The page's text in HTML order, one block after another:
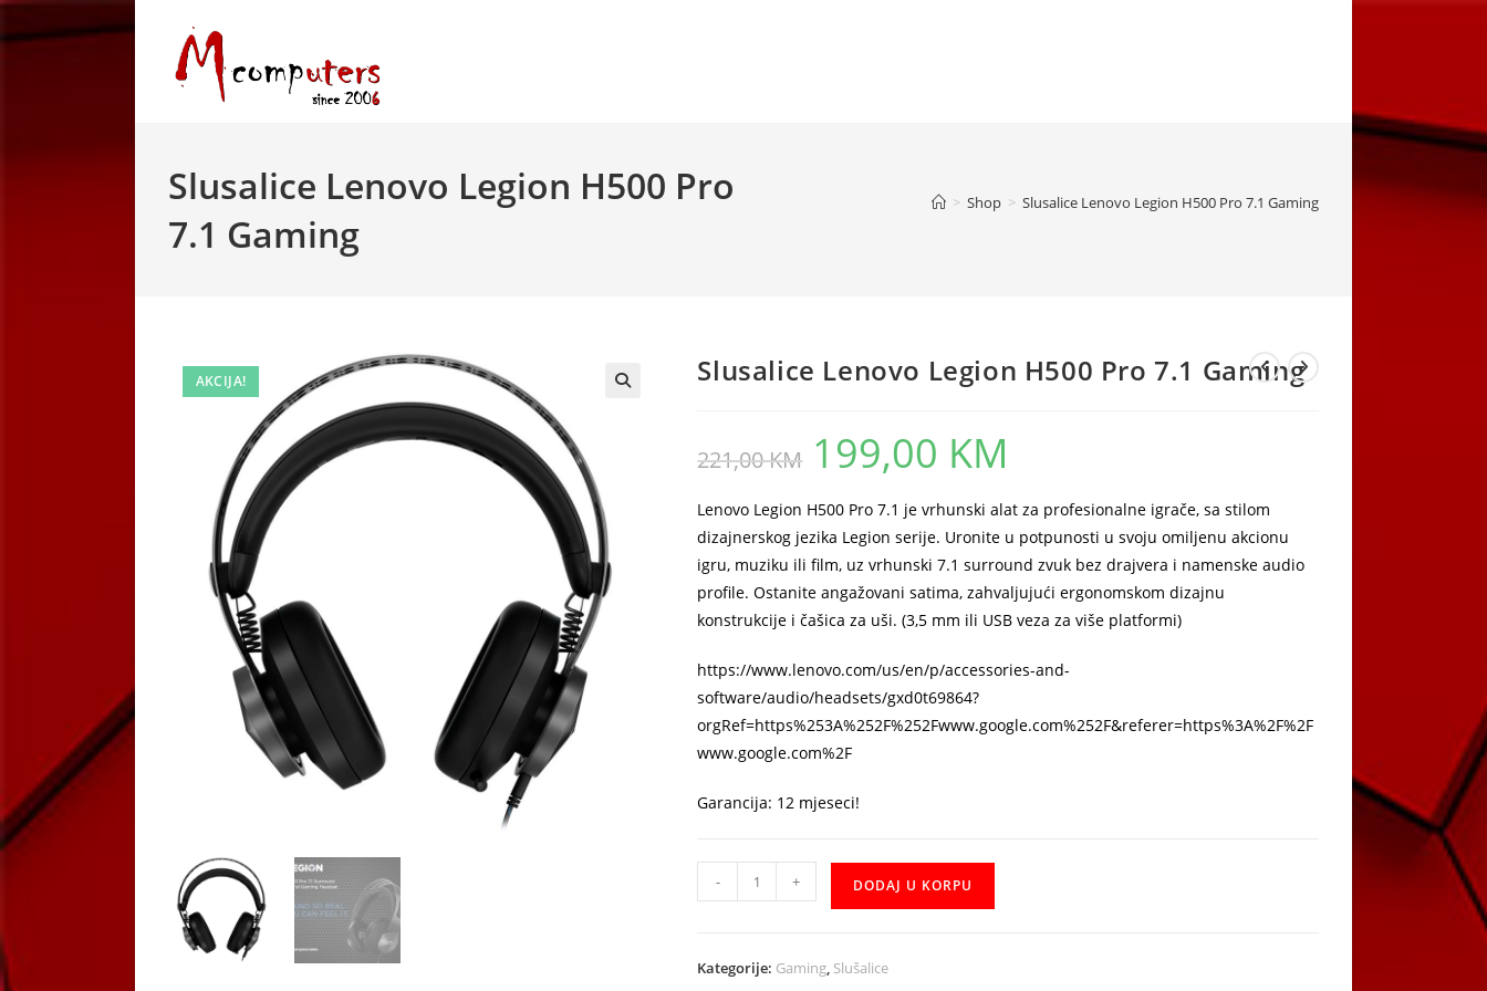
to
Slusalice Lenovo Legion H500 Pro
7.1 Gaming
> Shop > Slusalice Lenovo Legion H500 Pro 7.1 Gaming
AKCIJA! Slusalice Lenovo Legion H500 Pro 7.1 Gaming
221,00KM
Original
price
was:
199,00 KM
Lenovo Legion H500 Pro 7.1 je vrhunski alat za profesionalne igrače, sa stilom
dizajnerskog jezika Legion serije. Uronite u potpunosti u svoju omiljenu akcionu
igru, muziku ili film, uz vrhunski 7.1 surround zvuk bez drajvera i namenske audio
profile. Ostanite angažovani satima, zahvaljujući ergonomskom dizajnu
konstrukcije i čašica za uši. (3,5 mm ili USB veza za više platformi)
https://www.lenovo.com/us/en/p/accessories-and-
software/audio/headsets/gxd0t69864?
orgRef=https%253A%252F%252Fwww.google.com%252F&referer=https%3A%2F%2F
www.google.com%2F
Garancija: 12 mjeseci!
Slusalice
Lenovo
- + DODAJ U KORPU
Kategorije: Gaming, Slušalice